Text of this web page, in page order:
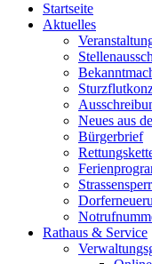
Startseite
Aktuelles
Neues aus
Bürgerbrief
Rathaus & Service